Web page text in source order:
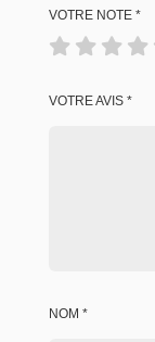
VOTRE NOTE *
VOTRE AVIS *
NOM *